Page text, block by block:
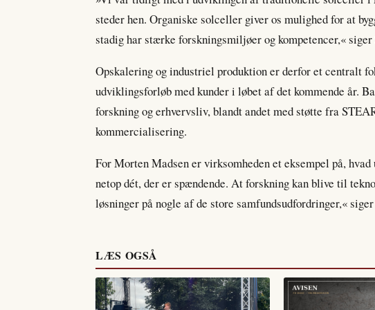
steder hen. Organiske solceller giver os mulighed for at
stadig har stærke forskningsmiljøer og kompetencer,« siger
Opskalering og industriel produktion er derfor et centralt
udviklingsforløb med kunder i løbet af det kommende år.
forskning og erhvervsliv, blandt andet med støtte fra
kommercialisering.
For Morten Madsen er virksomheden et eksempel på,
netop dét, der er spændende. At forskning kan blive til
løsninger på nogle af de store samfundsudfordringer,« siger
LÆS OGSÅ